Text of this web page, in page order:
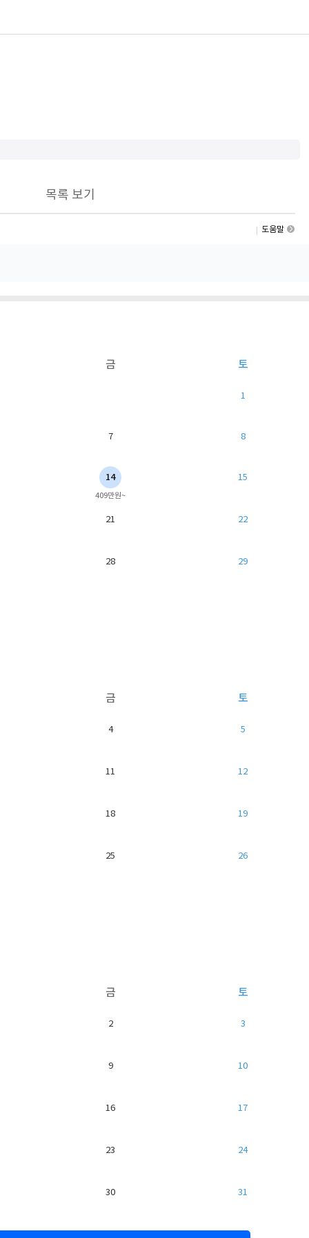
목록 보기
도움말
금 토
1
7 8
14
409만원~
15
21 22
28 29
금 토
4 5
11 12
18 19
25 26
금 토
2 3
9 10
16 17
23 24
30 31